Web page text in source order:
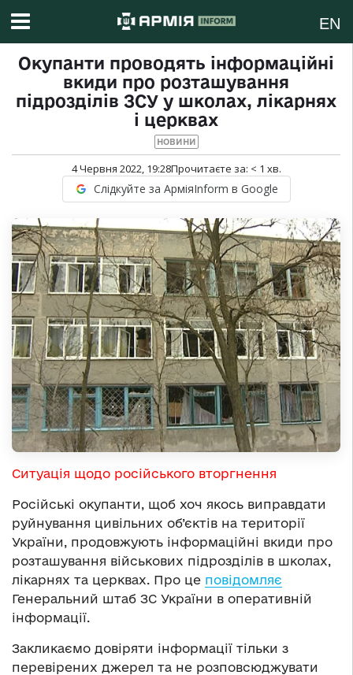
EN
Окупанти проводять інформаційні
вкиди про розташування
підрозділів ЗСУ у школах, лікарнях
і церквах
НОВИНИ
4 Червня 2022, 19:28Прочитаєте за: < 1 хв.
Слідкуйте за АрміяInform в Google
Ситуація щодо російського вторгнення
Російські окупанти, щоб хоч якось виправдати
руйнування цивільних об’єктів на території
України, продовжують інформаційні вкиди про
розташування військових підрозділів в школах,
лікарнях та церквах. Про це повідомляє
Генеральний штаб ЗС України в оперативній
інформації.
Закликаємо довіряти інформації тільки з
перевірених джерел та не розповсюджувати